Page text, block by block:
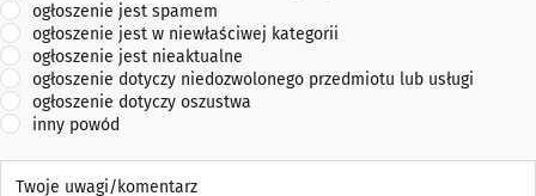
ogłoszenie jest spamem
ogłoszenie jest w niewłaściwej kategorii
ogłoszenie jest nieaktualne
ogłoszenie dotyczy niedozwolonego przedmiotu lub usługi
ogłoszenie dotyczy oszustwa
inny powód